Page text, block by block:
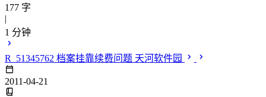
177 字
|
1 分钟
R_51345762 档案挂靠续费问题 天河软件园
2011-04-21